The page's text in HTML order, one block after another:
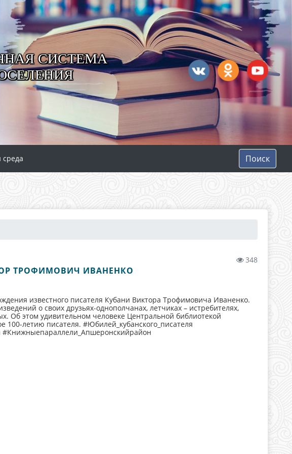
СИСТЕМА
среда Поиск
348
ТРОФИМОВИЧ ИВАНЕНКО
известного писателя Кубани Виктора Трофимовича Иваненко.
о своих друзьях-однополчанах, летчиках – истребителях,
Об этом удивительном человеке Центральной библиотекой
100-летию писателя. #Юбилей_кубанского_писателя